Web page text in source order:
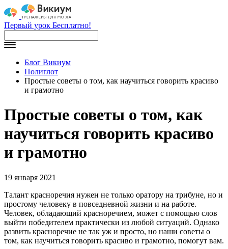
Первый урок Бесплатно!
Блог Викиум
Полиглот
Простые советы о том, как научиться говорить красиво
и грамотно
Простые советы о том, как
научиться говорить красиво
и грамотно
19 января 2021
Талант красноречия нужен не только оратору на трибуне, но и
простому человеку в повседневной жизни и на работе.
Человек, обладающий красноречием, может с помощью слов
выйти победителем практически из любой ситуаций. Однако
развить красноречие не так уж и просто, но наши советы о
том, как научиться говорить красиво и грамотно, помогут вам.